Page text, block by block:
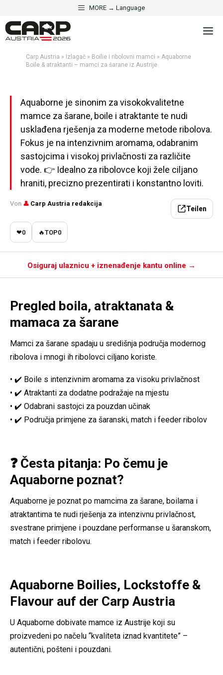
na
sadržaj
MORE → Language
Carp Austria » Izlagač » Boilie i ribolovni mamci » Aquaborne
Boile & atraktanti – mamci za šarane iz Austrije
Aquaborne Boile & atraktanti
– mamci za šarane iz Austrije
Aquaborne je sinonim za visokokvalitetne
mamce za šarane, boile i atraktante te nudi
usklađena rješenja za moderne metode ribolova.
Fokus je na intenzivnim aromama, odabranim
sastojcima i visokoj privlačnosti za različite
vode. 👉 Idealno za ribolovce koji žele ciljano
hraniti, precizno prezentirati i konstantno loviti.
Von 👤 Carp Austria redakcija
Teilen
❤0 🔥TOP0
Osiguraj ulaznicu + iznenađenje kantu online →
Pregled boila, atraktanata &
mamaca za šarane
Mamci za šarane spadaju u središnja područja modernog
ribolova i mnogi ih ribolovci ciljano koriste.
• ✔️ Boile s intenzivnim aromama za visoku privlačnost
• ✔️ Atraktanti za dodatne podražaje na mjestu
• ✔️ Odabrani sastojci za pouzdan učinak
• ✔️ Područja primjene za šaranski, match i feeder ribolov
❓ Česta pitanja: Po čemu je
Aquaborne poznat?
Aquaborne je poznat po mamcima za šarane, boilama i
atraktantima te nudi rješenja za intenzivnu privlačnost,
svestrane primjene i pouzdane performanse u šaranskom,
match i feeder ribolovu.
Aquaborne Boilies, Lockstoffe &
Flavour auf der Carp Austria
U Aquaborne dobivate mamce iz Austrije koji su
proizvedeni po načelu “kvaliteta iznad kvantitete” –
autentični, pošteni i pouzdani.